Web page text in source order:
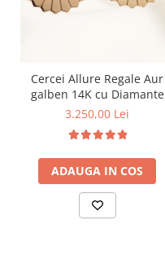
Cercei Allure Regale Aur
galben 14K cu Diamante
3.250,00 Lei
ADAUGA IN COS